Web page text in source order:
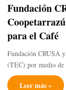
Fundación
para el Café ​
Fundación CRUSA
(TEC) por medio
Leer más »